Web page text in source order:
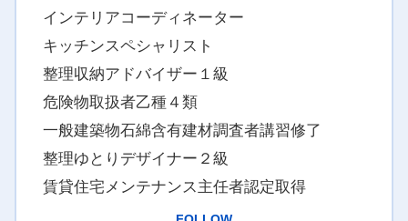
インテリアコーディネーター
キッチンスペシャリスト
整理収納アドバイザー１級
危険物取扱者乙種４類
一般建築物石綿含有建材調査者講習修了
整理ゆとりデザイナー２級
賃貸住宅メンテナンス主任者認定取得